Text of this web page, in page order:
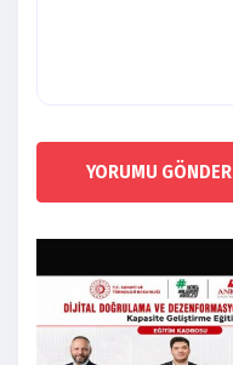
YORUMU GÖNDER